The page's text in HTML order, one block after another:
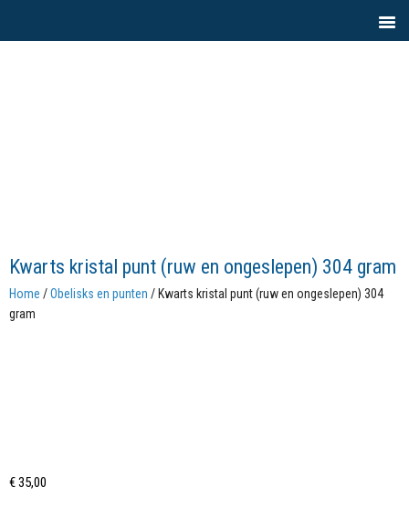
Kwarts kristal punt (ruw en ongeslepen) 304 gram
Home /Obelisks en punten / Kwarts kristal punt (ruw en ongeslepen) 304
gram
€35,00